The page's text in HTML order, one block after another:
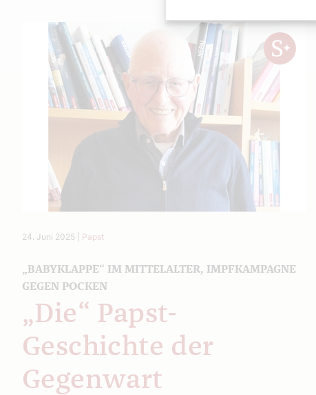
24. Juni 2025 Papst
„BABYKLAPPE“ IM MITTELALTER, IMPFKAMPAGNE
GEGEN POCKEN
„Die“ Papst-
Geschichte der
Gegenwart